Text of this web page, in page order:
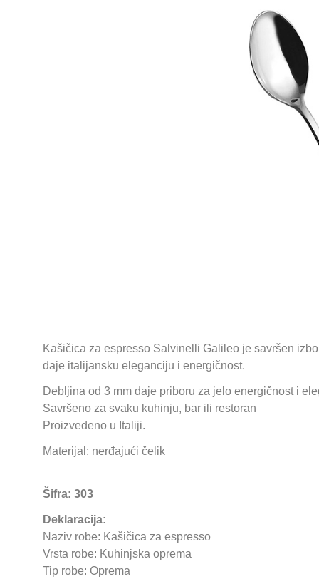
Kašičica za espresso Salvinelli Galileo je savršen
daje italijansku eleganciju i energičnost.
Debljina od 3 mm daje priboru za jelo energičnost i
Savršeno za svaku kuhinju, bar ili restoran
Proizvedeno u Italiji.
Materijal: nerđajući čelik
Šifra: 303
Deklaracija:
Naziv robe: Kašičica za espresso
Vrsta robe: Kuhinjska oprema
Tip robe: Oprema